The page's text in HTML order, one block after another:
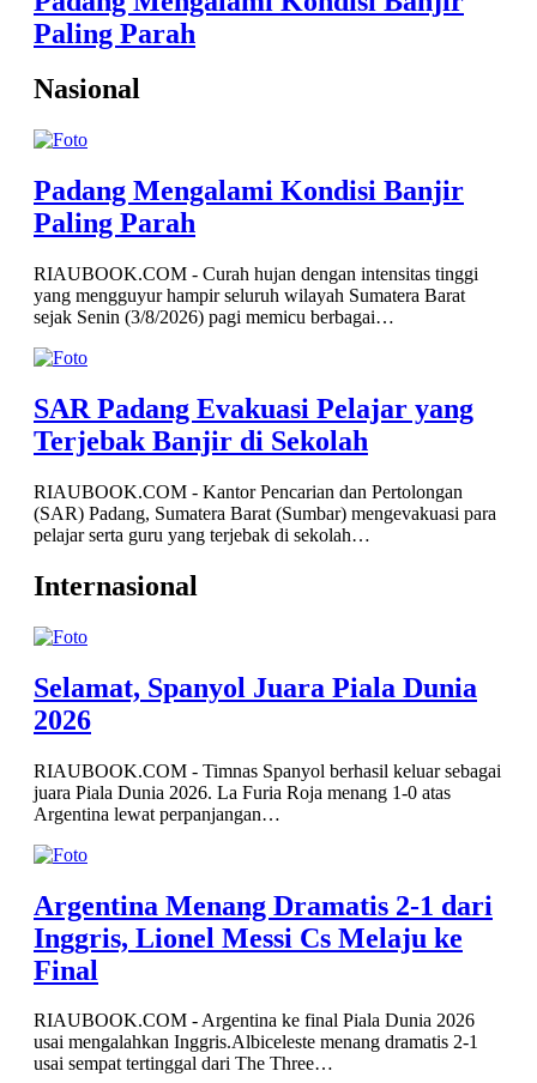
Paling Parah
Nasional
Padang Mengalami Kondisi Banjir
Paling Parah
RIAUBOOK.COM - Curah hujan dengan intensitas tinggi
yang mengguyur hampir seluruh wilayah Sumatera Barat
sejak Senin (3/8/2026) pagi memicu berbagai…
SAR Padang Evakuasi Pelajar yang
Terjebak Banjir di Sekolah
RIAUBOOK.COM - Kantor Pencarian dan Pertolongan
(SAR) Padang, Sumatera Barat (Sumbar) mengevakuasi para
pelajar serta guru yang terjebak di sekolah…
Internasional
Selamat, Spanyol Juara Piala Dunia
2026
RIAUBOOK.COM - Timnas Spanyol berhasil keluar sebagai
juara Piala Dunia 2026. La Furia Roja menang 1-0 atas
Argentina lewat perpanjangan…
Argentina Menang Dramatis 2-1 dari
Inggris, Lionel Messi Cs Melaju ke
Final
RIAUBOOK.COM - Argentina ke final Piala Dunia 2026
usai mengalahkan Inggris.Albiceleste menang dramatis 2-1
usai sempat tertinggal dari The Three…